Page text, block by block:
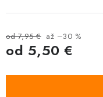
od 7,95 € až –30 %
od 5,50 €